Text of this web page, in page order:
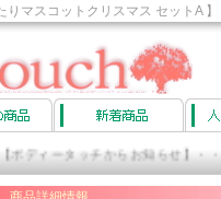
りマスコットクリスマス セットA
ディータッチからお知らせ】・・・